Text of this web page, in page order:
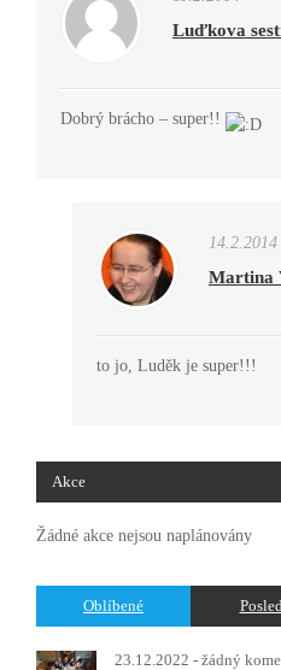
Luďkova
Dobrý brácho – super!!
14.2.2014
Martina
to jo, Luděk je super!!!
Akce
Žádné akce nejsou naplánovány
Oblíbené
23.12.2022 - žádný